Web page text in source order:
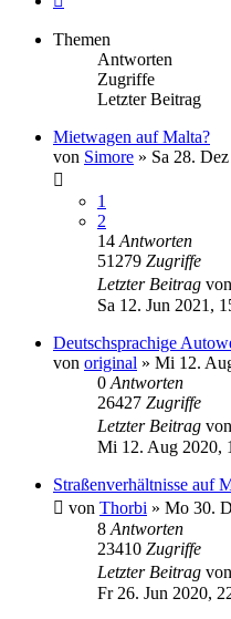
Themen
Antworten
Zugriffe
Letzter Beitrag
Mietwagen auf Malta?
von Simore » Sa 28.
1
2
14 Antworten
51279 Zugriffe
Letzter Beitrag von
Sa 12. Jun 2021,
Deutschsprachige
von original » Mi 12.
0 Antworten
26427 Zugriffe
Letzter Beitrag von
Mi 12. Aug 2020,
Straßenverhältnisse auf
von Thorbi » Mo 30.
8 Antworten
23410 Zugriffe
Letzter Beitrag von
Fr 26. Jun 2020,